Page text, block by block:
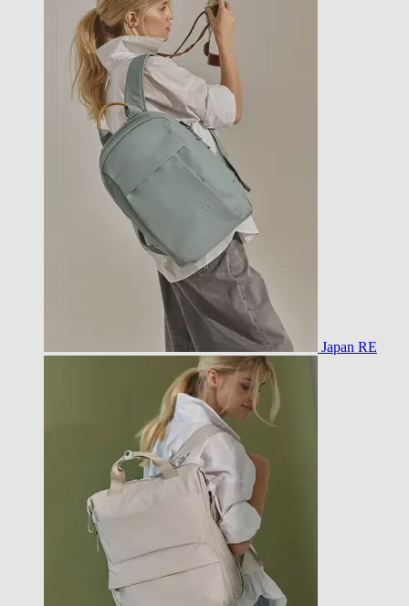
Japan RE